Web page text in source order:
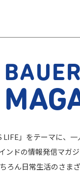
LIFE」をテーマに、
ンドの情報発信マガジ
ろん日常生活のさま